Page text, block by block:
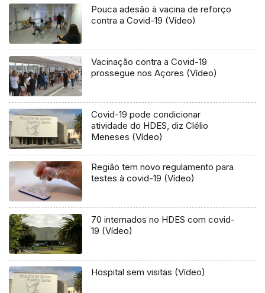
Pouca adesão à vacina de reforço
contra a Covid-19 (Vídeo)
Vacinação contra a Covid-19
prossegue nos Açores (Vídeo)
Covid-19 pode condicionar
atividade do HDES, diz Clélio
Meneses (Vídeo)
Região tem novo regulamento para
testes à covid-19 (Vídeo)
70 internados no HDES com covid-
19 (Vídeo)
Hospital sem visitas (Vídeo)